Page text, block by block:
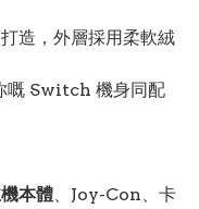
造，外層採用柔軟絨
嘅 Switch 機身同配
本體、Joy-Con、卡